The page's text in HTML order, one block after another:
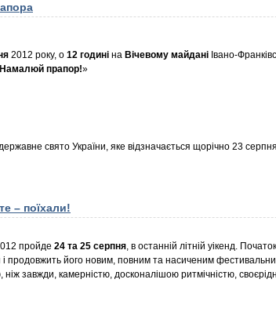
2012 року, о 12 годині на Вічевому майдані Івано-
Намалюй прапор!»
свято України, яке відзначається щорічно 23
– поїхали!
пройде 24 та 25 серпня, в останній літній уікенд.
і продовжить його новим, повним та насиченим
ніж завжди, камерністю, досконалішою ритмічністю,